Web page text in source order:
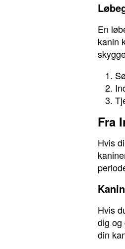
En
kanin
Fra
Hvis
Hvis
dig og
din